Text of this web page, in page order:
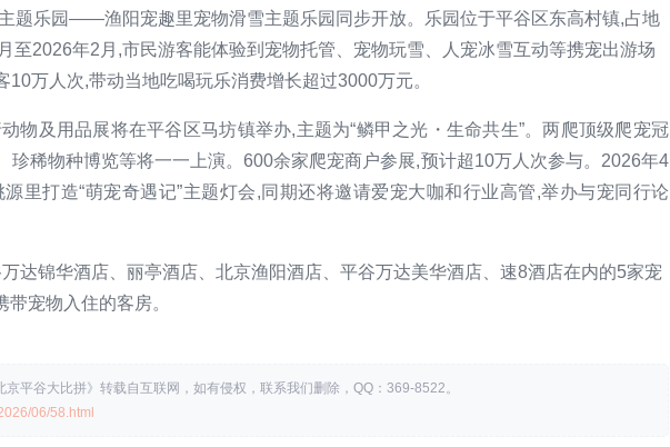
题乐园——渔阳宠趣里宠物滑雪主题乐园同步开放。乐园位于平谷区东高村镇,占地
至2026年2月,市民游客能体验到宠物托管、宠物玩雪、人宠冰雪互动等携宠出游场
万人次,带动当地吃喝玩乐消费增长超过3000万元。
物及用品展将在平谷区马坊镇举办,主题为“鳞甲之光・生命共生”。两爬顶级爬宠冠
珍稀物种博览等将一一上演。600余家爬宠商户参展,预计超10万人次参与。2026年4
里打造“萌宠奇遇记”主题灯会,同期还将邀请爱宠大咖和行业高管,举办与宠同行论
达锦华酒店、丽亭酒店、北京渔阳酒店、平谷万达美华酒店、速8酒店在内的5家宠
宠物入住的客房。
京平谷大比拼》转载自互联网，如有侵权，联系我们删除，QQ：369-8522。
06/58.html